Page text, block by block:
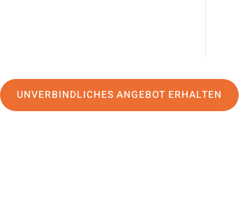
UNVERBINDLICHES ANGEBOT ERHALTEN